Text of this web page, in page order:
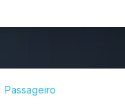
Passageiro